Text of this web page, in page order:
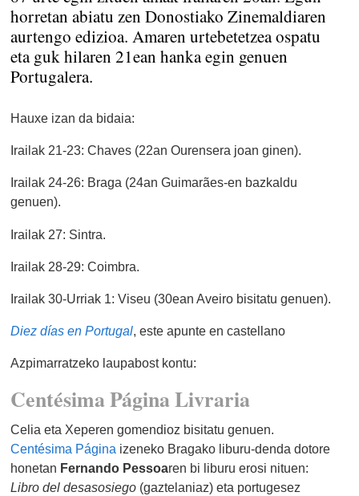
horretan abiatu zen Donostiako Zinemaldiaren
aurtengo edizioa. Amaren urtebetetzea ospatu
eta guk hilaren 21ean hanka egin genuen
Portugalera.
Hauxe izan da bidaia:
Irailak 21-23: Chaves (22an Ourensera joan ginen).
Irailak 24-26: Braga (24an Guimarães-en bazkaldu
genuen).
Irailak 27: Sintra.
Irailak 28-29: Coimbra.
Irailak 30-Urriak 1: Viseu (30ean Aveiro bisitatu genuen).
Diez días en Portugal, este apunte en castellano
Azpimarratzeko laupabost kontu:
Centésima Página Livraria
Celia eta Xeperen gomendioz bisitatu genuen.
Centésima Página izeneko Bragako liburu-denda dotore
honetan Fernando Pessoaren bi liburu erosi nituen:
Libro del desasosiego (gaztelaniaz) eta portugesez